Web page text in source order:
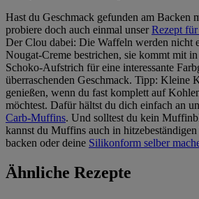
Hast du Geschmack gefunden am Backen
probiere doch auch einmal unserRezept
Der Clou dabei: Die Waffeln werden nicht
Nougat-Creme bestrichen, sie kommt mit
Schoko-Aufstrich für eine interessante
überraschenden Geschmack. Tipp: Kleine
genießen, wenn du fast komplett auf
möchtest. Dafür hältst du dich einfach an
Carb-Muffins. Und solltest du kein
kannst du Muffins auch in hitzebeständigen
backen oder deine Silikonform selber
Ähnliche Rezepte